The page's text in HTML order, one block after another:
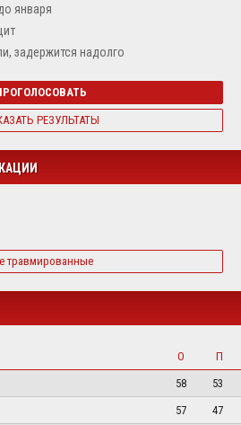
января
задержится надолго
РЕЗУЛЬТАТЫ
травмированные
О
П
58
53
57
47